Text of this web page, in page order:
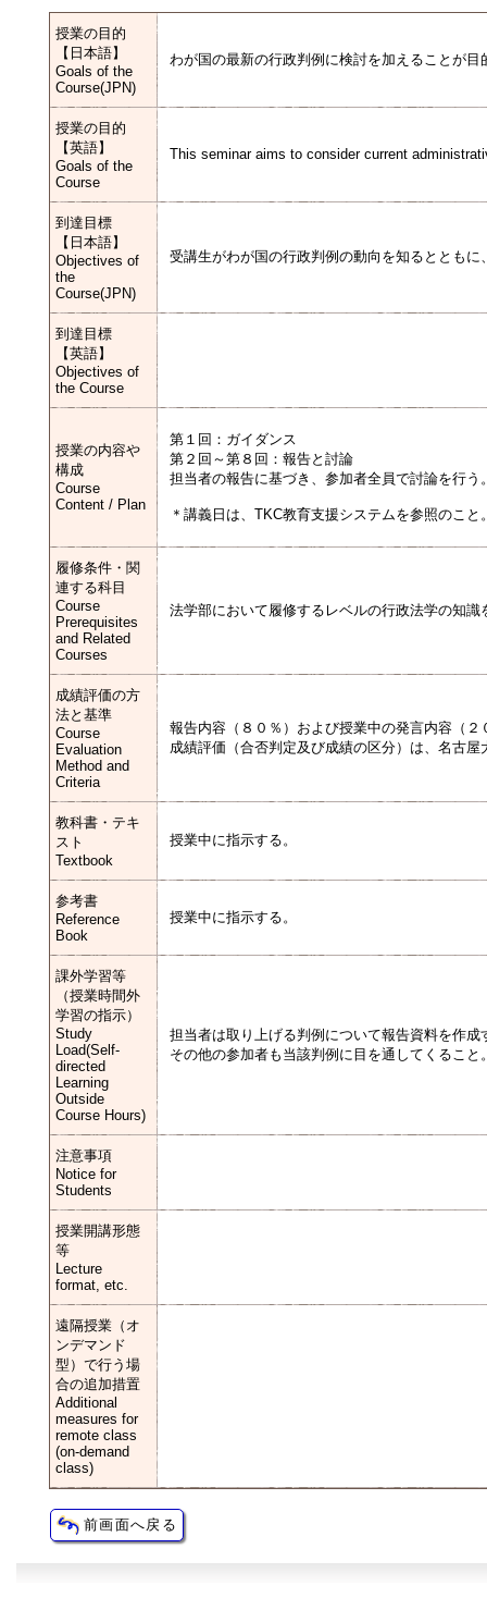
授業の目的
【日本語】
Goals of the
Course(JPN)
わが国の最新の行政判例に検討を加えることが目
授業の目的
【英語】
Goals of the
Course
This seminar aims to consider current
到達目標
【日本語】
Objectives of
the
Course(JPN)
受講生がわが国の行政判例の動向を知るととも
到達目標
【英語】
Objectives of
the Course
授業の内容や
構成
Course
Content / Plan
第１回：ガイダンス
第２回～第８回：報告と討論
担当者の報告に基づき、参加者全員で討論を行う
＊講義日は、TKC教育支援システムを参照のこと
履修条件・関
連する科目
Course
Prerequisites
and Related
Courses
法学部において履修するレベルの行政法学の知識
成績評価の方
法と基準
Course
Evaluation
Method and
Criteria
報告内容（８０％）および授業中の発言内容（
成績評価（合否判定及び成績の区分）は、名古
教科書・テキ
スト
Textbook
授業中に指示する。
参考書
Reference
Book
授業中に指示する。
課外学習等
（授業時間外
学習の指示）
Study
Load(Self-
directed
Learning
Outside
Course Hours)
担当者は取り上げる判例について報告資料を作成
その他の参加者も当該判例に目を通してくること
注意事項
Notice for
Students
授業開講形態
等
Lecture
format, etc.
遠隔授業（オ
ンデマンド
型）で行う場
合の追加措置
Additional
measures for
remote class
(on-demand
class)